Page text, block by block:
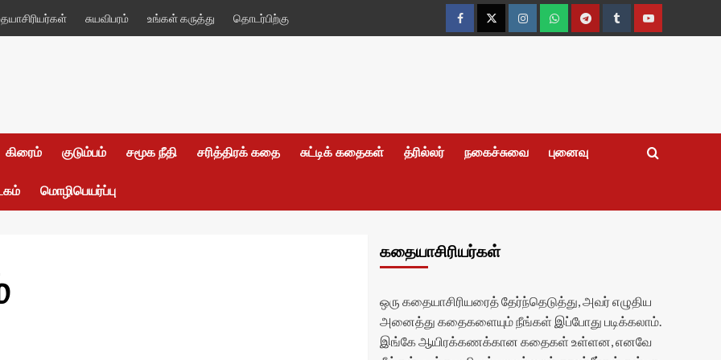
சுயவிபரம் உங்கள் கருத்து தொடர்பிற்கு
FacebookTwitterInstagramWhatsappTelegramTumblrYouTube
கிரைம் குடும்பம் சமூக நீதி சரித்திரக் கதை சுட்டிக் கதைகள் த்ரில்லர் நகைச்சுவை புனைவு
மொழிபெயர்ப்பு
கதையாசிரியர்கள்
ஒரு கதையாசிரியரைத் தேர்ந்தெடுத்து, அவர் எழுதிய
அனைத்து கதைகளையும் நீங்கள் இப்போது படிக்கலாம்.
இங்கே ஆயிரக்கணக்கான கதைகள் உள்ளன, எனவே